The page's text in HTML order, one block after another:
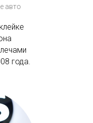
авто
года.